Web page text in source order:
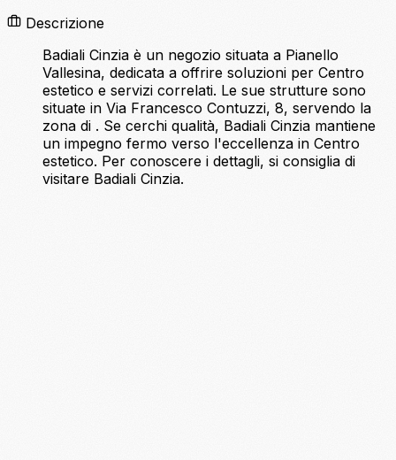
Descrizione
Badiali Cinzia è un negozio situata a Pianello
Vallesina, dedicata a offrire soluzioni per Centro
estetico e servizi correlati. Le sue strutture sono
situate in Via Francesco Contuzzi, 8, servendo la
zona di . Se cerchi qualità, Badiali Cinzia mantiene
un impegno fermo verso l'eccellenza in Centro
estetico. Per conoscere i dettagli, si consiglia di
visitare Badiali Cinzia.